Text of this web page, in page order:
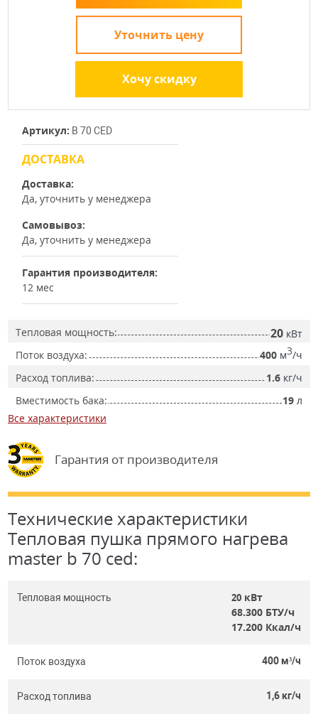
Уточнить цену
Хочу скидку
Артикул: B 70 CED
ДОСТАВКА
Доставка:
Да, уточнить у менеджера
Самовывоз:
Да, уточнить у менеджера
Гарантия производителя:
12 мес
Тепловая мощность: 20 кВт
Поток воздуха:
400 м3/ч
Расход топлива:
1.6 кг/ч
Вместимость бака:
19 л
Все характеристики
Гарантия от производителя
Технические характеристики
Тепловая пушка прямого нагрева
master b 70 ced:
Тепловая мощность 20 кВт
68.300 БТУ/ч
17.200 Ккал/ч
Поток воздуха 400 м³/ч
Расход топлива 1,6 кг/ч